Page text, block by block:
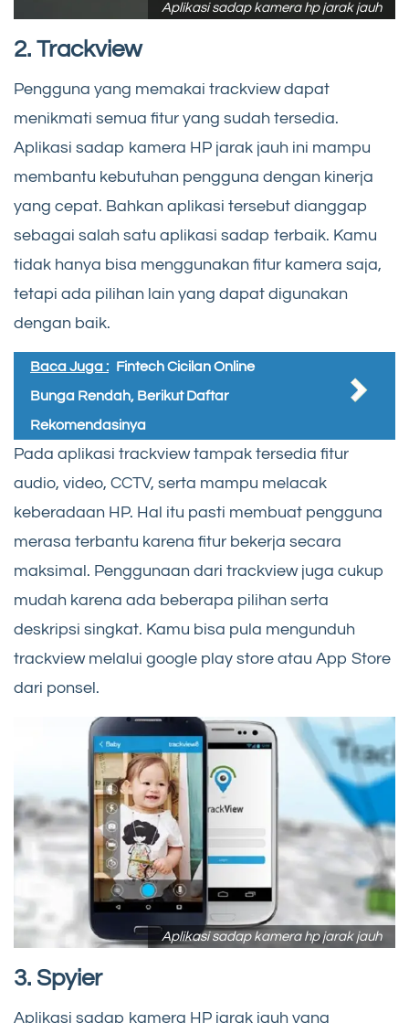
Aplikasi sadap kamera hp jarak jauh
2. Trackview
Pengguna yang memakai trackview dapat
menikmati semua fitur yang sudah tersedia.
Aplikasi sadap kamera HP jarak jauh ini mampu
membantu kebutuhan pengguna dengan kinerja
yang cepat. Bahkan aplikasi tersebut dianggap
sebagai salah satu aplikasi sadap terbaik. Kamu
tidak hanya bisa menggunakan fitur kamera saja,
tetapi ada pilihan lain yang dapat digunakan
dengan baik.
Baca Juga : Fintech Cicilan Online
Bunga Rendah, Berikut Daftar
Rekomendasinya
Pada aplikasi trackview tampak tersedia fitur
audio, video, CCTV, serta mampu melacak
keberadaan HP. Hal itu pasti membuat pengguna
merasa terbantu karena fitur bekerja secara
maksimal. Penggunaan dari trackview juga cukup
mudah karena ada beberapa pilihan serta
deskripsi singkat. Kamu bisa pula mengunduh
trackview melalui google play store atau App Store
dari ponsel.
Aplikasi sadap kamera hp jarak jauh
3. Spyier
Aplikasi sadap kamera HP jarak jauh yang